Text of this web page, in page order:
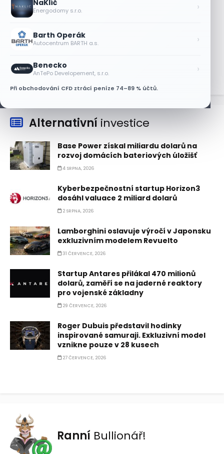
NaKlíč
Energodomy s.r.o. ›
Barth Operák
Autocentrum BARTH a.s. ›
Benecko
AnTePo Developement, s.r.o. ›
Při obchodování CFD ztrácí peníze 74–89 % účtů.
Akcie SK Hynix stoupají, investoři sázejí
na plán výplaty dividend
Alternativní investice
Base Power získal miliardu dolarů na
rozvoj domácích bateriových úložišť
4 SRPNA, 2026
Kyberbezpečnostní startup Horizon3
dosáhl valuace 2 miliard dolarů
2 SRPNA, 2026
Lamborghini oslavuje výročí v Japonsku
exkluzivním modelem Revuelto
31 ČERVENCE, 2026
Startup Antares přilákal 470 milionů
dolarů, zaměří se na jaderné reaktory
pro vojenské základny
29 ČERVENCE, 2026
Roger Dubuis představil hodinky
inspirované samuraji. Exkluzivní model
vznikne pouze v 28 kusech
27 ČERVENCE, 2026
Ranní Bullionář!